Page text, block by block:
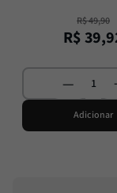
R$49,90
R$39,
Adicionar